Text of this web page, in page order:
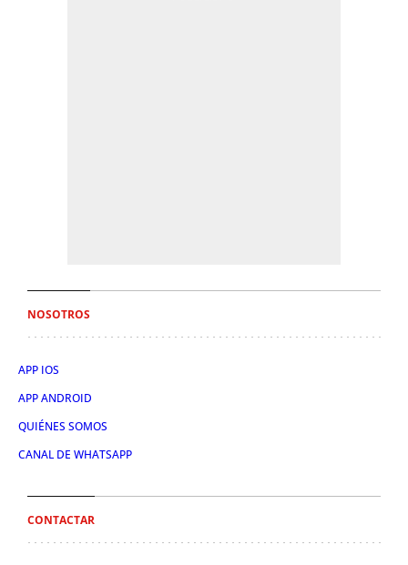
NOSOTROS
APP IOS
APP ANDROID
QUIÉNES SOMOS
CANAL DE WHATSAPP
CONTACTAR